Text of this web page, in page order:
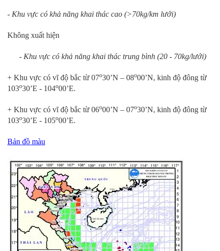
- Khu vực có khả năng khai thác cao (>70kg/km lưới)
Không xuất hiện
- Khu vực có khả năng khai thác trung bình (20 - 70kg/lưới)
+ Khu vực có vĩ độ bắc từ 07o30’N – 08o00’N, kinh độ đông từ
103o30’E - 104o00’E.
+ Khu vực có vĩ độ bắc từ 06o00’N – 07o30’N, kinh độ đông từ
103o30’E - 105o00’E.
Bản đồ màu